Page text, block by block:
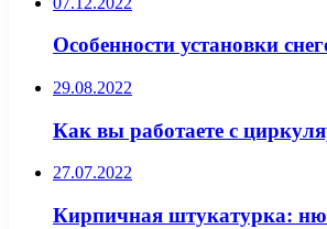
Особенности установки
29.08.2022
Как вы работаете с
27.07.2022
Кирпичная штукатурка: